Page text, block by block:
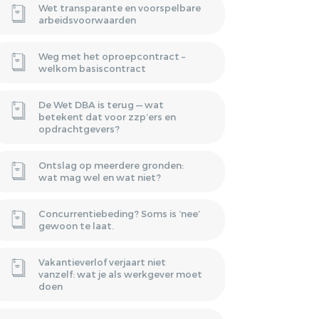
Wet transparante en voorspelbare
arbeidsvoorwaarden
Weg met het oproepcontract –
welkom basiscontract
De Wet DBA is terug — wat
betekent dat voor zzp’ers en
opdrachtgevers?
Ontslag op meerdere gronden:
wat mag wel en wat niet?
Concurrentiebeding? Soms is ‘nee’
gewoon te laat.
Vakantieverlof verjaart niet
vanzelf: wat je als werkgever moet
doen